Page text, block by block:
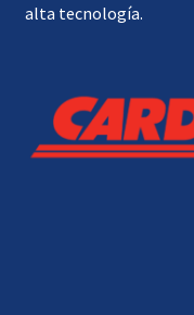
alta tecnología.